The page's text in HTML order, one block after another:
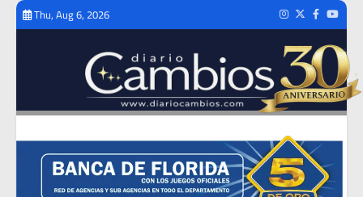
Skip
Thu, Aug 6, 2026 Instagram
TwitterFacebook